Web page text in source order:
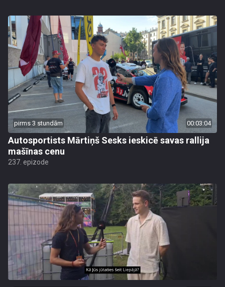
pirms 3 stundām 00:03:04
Autosportists Mārtiņš Sesks ieskicē savas rallija
mašīnas cenu
237. epizode